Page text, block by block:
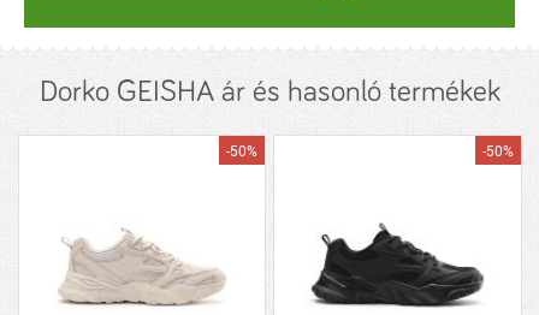
Dorko GEISHA ár és hasonló termékek
-50% -50%